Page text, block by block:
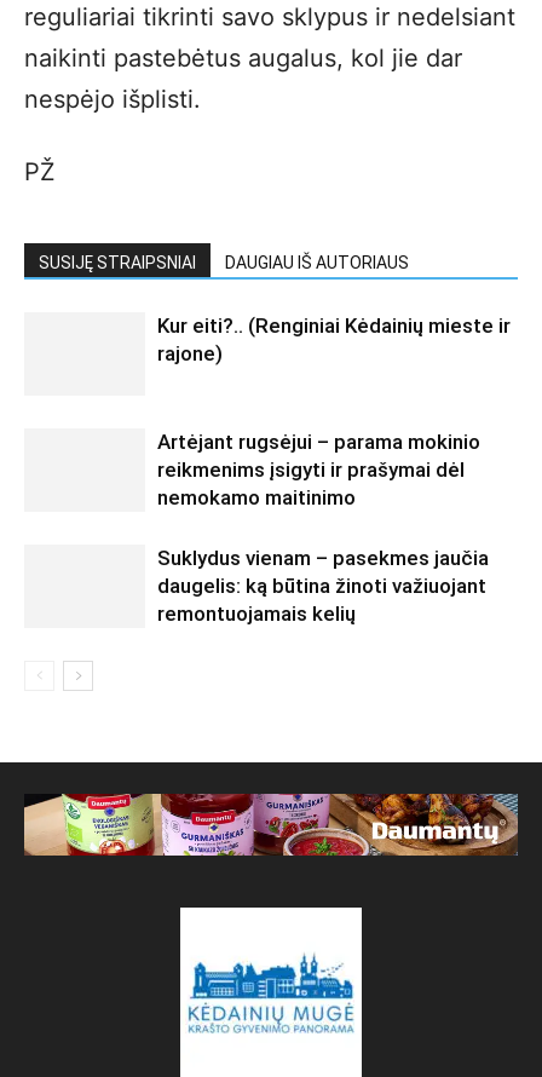
reguliariai tikrinti savo sklypus ir nedelsiant
naikinti pastebėtus augalus, kol jie dar
nespėjo išplisti.
PŽ
SUSIJĘ STRAIPSNIAI DAUGIAU IŠ AUTORIAUS
Kur eiti?.. (Renginiai Kėdainių mieste ir
rajone)
Artėjant rugsėjui – parama mokinio
reikmenims įsigyti ir prašymai dėl
nemokamo maitinimo
Suklydus vienam – pasekmes jaučia
daugelis: ką būtina žinoti važiuojant
remontuojamais kelių